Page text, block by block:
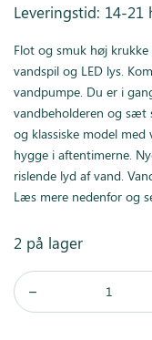
Leveringstid: 14-21
Flot og smuk høj
vandspil og LED lys.
vandpumpe. Du er i
vandbeholderen og sæt
og klassiske model med
hygge i aftentimerne.
rislende lyd af vand.
Læs mere nedenfor og
2 på lager